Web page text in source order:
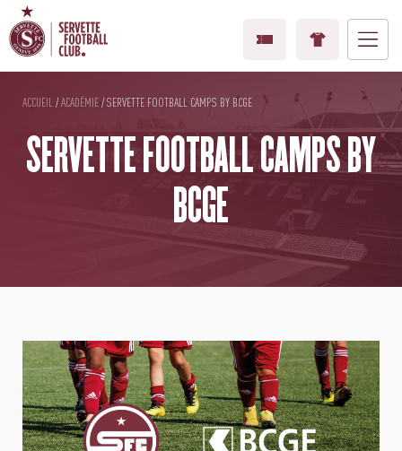
ACCUEIL /ACADÉMIE/SERVETTE FOOTBALL CAMPS BY BCGE
SERVETTE FOOTBALL CAMPS BY
BCGE